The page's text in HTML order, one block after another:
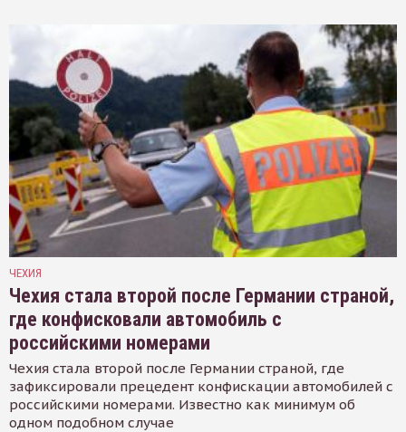
ЧЕХИЯ
Чехия стала второй после Германии страной,
где конфисковали автомобиль с
российскими номерами
Чехия стала второй после Германии страной, где
зафиксировали прецедент конфискации автомобилей с
российскими номерами. Известно как минимум об
одном подобном случае